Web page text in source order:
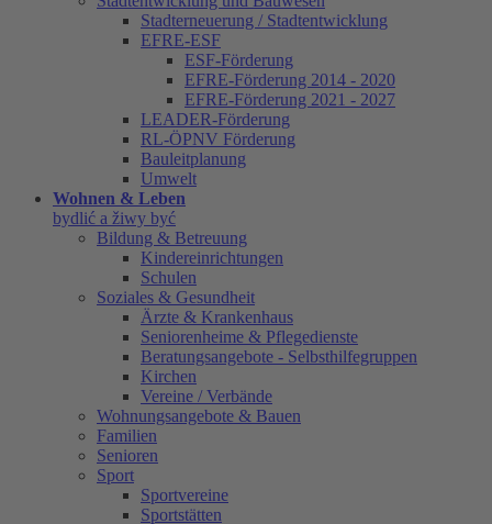
Stadterneuerung / Stadtentwicklung
EFRE-ESF
ESF-Förderung
EFRE-Förderung 2014 - 2020
EFRE-Förderung 2021 - 2027
LEADER-Förderung
RL-ÖPNV Förderung
Bauleitplanung
Umwelt
Wohnen & Leben
bydlić a žiwy być
Bildung & Betreuung
Kindereinrichtungen
Schulen
Soziales & Gesundheit
Ärzte & Krankenhaus
Seniorenheime & Pflegedienste
Beratungsangebote - Selbsthilfegruppen
Kirchen
Vereine / Verbände
Wohnungsangebote & Bauen
Familien
Senioren
Sport
Sportvereine
Sportstätten